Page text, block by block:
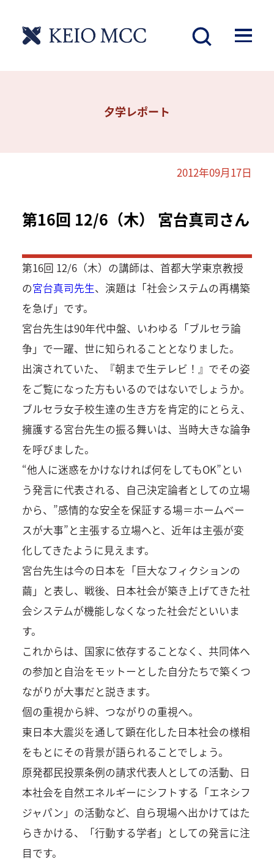
夕学レポート
2012年09月17日
第16回 12/6（木） 宮台真司さん
第16回 12/6（木）の講師は、首都大学東京教授
の宮台真司先生、演題は「社会システムの再構築
を急げ」です。
宮台先生は90年代中盤、いわゆる「ブルセラ論
争」で一躍、世に知られることとなりました。
出演されていた、『朝まで生テレビ！』でその姿
をご覧になった方もいるのではないでしょうか。
ブルセラ女子校生達の生き方を肯定的にとらえ、
擁護する宮台先生の振る舞いは、当時大きな論争
を呼びました。
“他人に迷惑をかけなければ何をしてもOK”とい
う発言に代表される、自己決定論者としての立場
から、”感情的な安全を保証する場＝ホームベー
スが大事”と主張する立場へと、近年は主張が変
化してきたように見えます。
宮台先生は今の日本を「巨大なフィクションの
繭」と表し、戦後、日本社会が築き上げてきた社
会システムが機能しなくなった社会だといいま
す。
これからは、国家に依存することなく、共同体へ
の参加と自治をモットーとした自分たちで築くつ
ながりが大事だと説きます。
個の重視から絆、つながりの重視へ。
東日本大震災を通して顕在化した日本社会の様相
をもとにその背景が語られることでしょう。
原発都民投票条例の請求代表人としての活動、日
本社会を自然エネルギーにシフトする「エネシフ
ジャパン」の活動など、自ら現場へ出かけてはた
らきかける、「行動する学者」としての発言に注
目です。